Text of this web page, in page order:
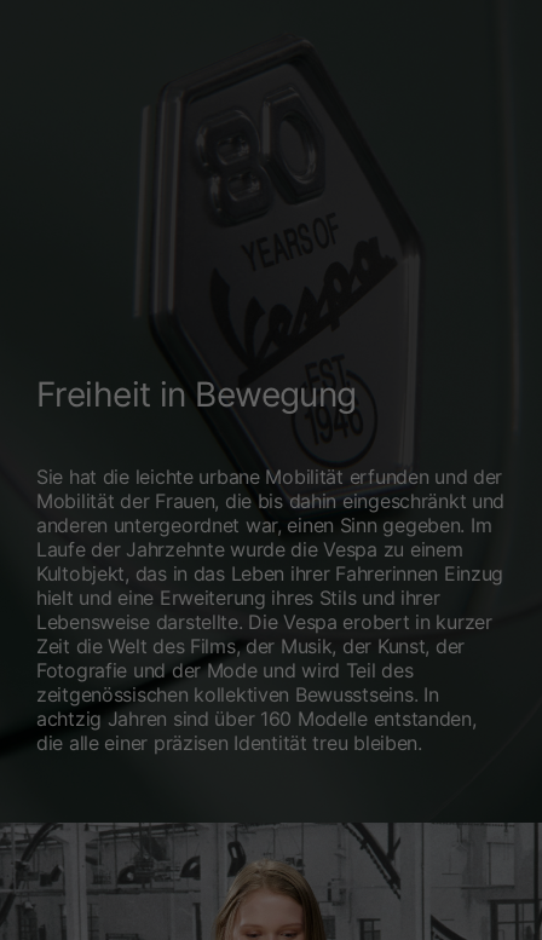
Freiheit in Bewegung
Sie hat die leichte urbane Mobilität erfunden und der
Mobilität der Frauen, die bis dahin eingeschränkt und
anderen untergeordnet war, einen Sinn gegeben. Im
Laufe der Jahrzehnte wurde die Vespa zu einem
Kultobjekt, das in das Leben ihrer Fahrerinnen Einzug
hielt und eine Erweiterung ihres Stils und ihrer
Lebensweise darstellte. Die Vespa erobert in kurzer
Zeit die Welt des Films, der Musik, der Kunst, der
Fotografie und der Mode und wird Teil des
zeitgenössischen kollektiven Bewusstseins. In
achtzig Jahren sind über 160 Modelle entstanden,
die alle einer präzisen Identität treu bleiben.